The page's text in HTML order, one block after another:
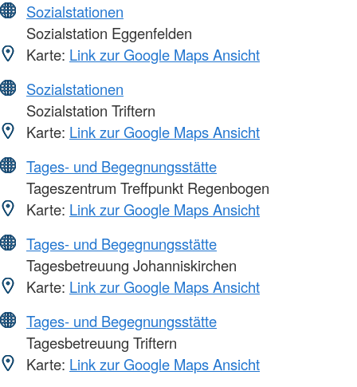
Sozialstationen
Sozialstation Eggenfelden
Karte: Link zur Google Maps Ansicht
Sozialstationen
Sozialstation Triftern
Karte: Link zur Google Maps Ansicht
Tages- und Begegnungsstätte
Tageszentrum Treffpunkt Regenbogen
Karte: Link zur Google Maps Ansicht
Tages- und Begegnungsstätte
Tagesbetreuung Johanniskirchen
Karte: Link zur Google Maps Ansicht
Tages- und Begegnungsstätte
Tagesbetreuung Triftern
Karte: Link zur Google Maps Ansicht